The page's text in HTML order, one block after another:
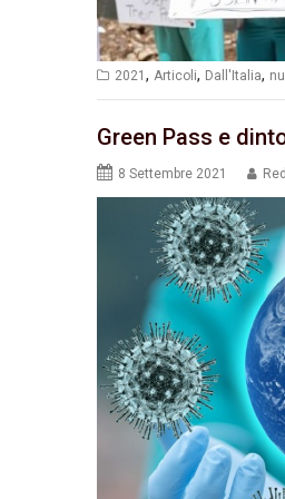
2021 , Articoli, Dall'Italia,
Green Pass e
8 Settembre 2021